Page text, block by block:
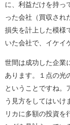
に、利益だけを持っ
った会社（買収され
損失を計上した模様
いた会社で、イケイ
世間は成功した企業
あります。１点の光
ということですね。
う見方をしてはいけ
リカに多額の投資を